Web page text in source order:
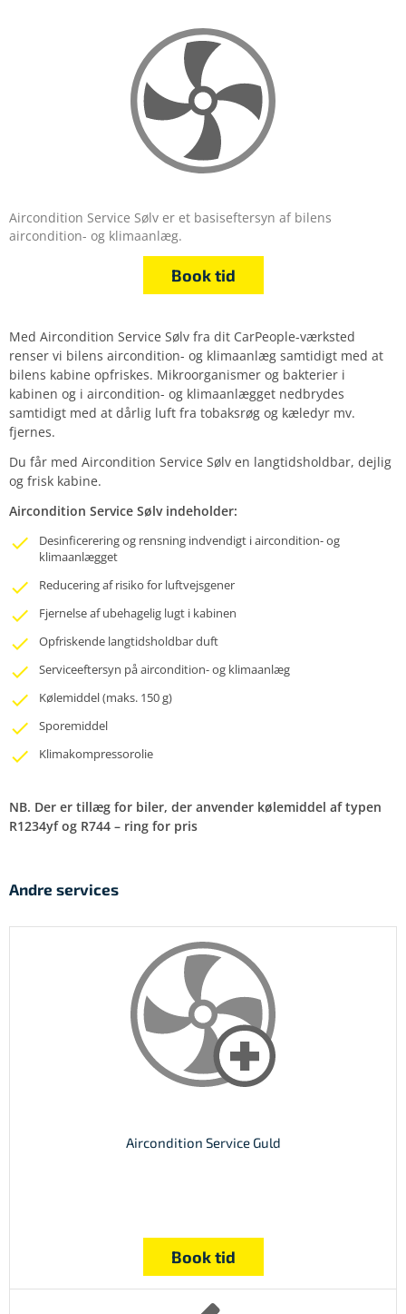
Aircondition Service Sølv er et basiseftersyn af bilens
aircondition- og klimaanlæg.
Book tid
Med Aircondition Service Sølv fra dit CarPeople-værksted
renser vi bilens aircondition- og klimaanlæg samtidigt med at
bilens kabine opfriskes. Mikroorganismer og bakterier i
kabinen og i aircondition- og klimaanlægget nedbrydes
samtidigt med at dårlig luft fra tobaksrøg og kæledyr mv.
fjernes.
Du får med Aircondition Service Sølv en langtidsholdbar, dejlig
og frisk kabine.
Aircondition Service Sølv indeholder:
Desinficerering og rensning indvendigt i aircondition- og
klimaanlægget
Reducering af risiko for luftvejsgener
Fjernelse af ubehagelig lugt i kabinen
Opfriskende langtidsholdbar duft
Serviceeftersyn på aircondition- og klimaanlæg
Kølemiddel (maks. 150 g)
Sporemiddel
Klimakompressorolie
NB. Der er tillæg for biler, der anvender kølemiddel af typen
R1234yf og R744 – ring for pris
Andre services
Aircondition Service Guld
Book tid